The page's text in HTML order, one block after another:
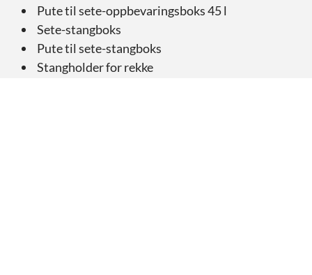
Pute til sete-oppbevaringsboks 45 l
Sete-stangboks
Pute til sete-stangboks
Stangholder for rekke